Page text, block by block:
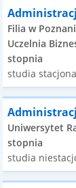
Filia w
Uczelnia
stopnia
studia
Uniwersytet
stopnia
studia